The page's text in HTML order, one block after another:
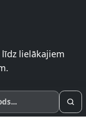
lielākajiem
SKU vai OE koda